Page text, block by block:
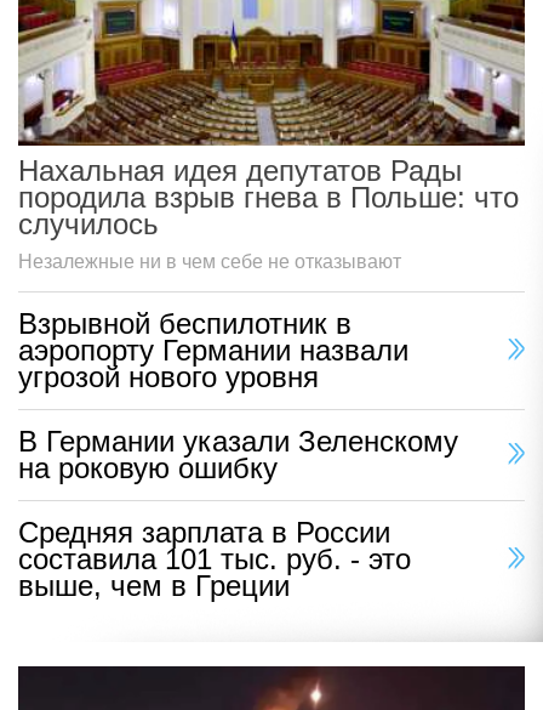
Нахальная идея депутатов Рады
породила взрыв гнева в Польше: что
случилось
Незалежные ни в чем себе не отказывают
Взрывной беспилотник в
аэропорту Германии назвали
угрозой нового уровня
В Германии указали Зеленскому
на роковую ошибку
Средняя зарплата в России
составила 101 тыс. руб. - это
выше, чем в Греции